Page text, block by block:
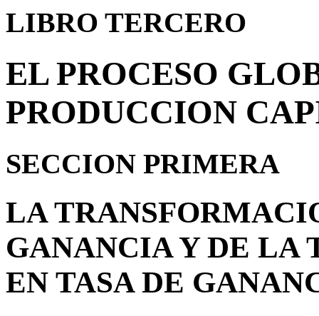
LIBRO TERCERO
EL PROCESO
PRODUCCION
SECCION PRIMERA
LA
GANANCIA Y DE LA
EN TASA DE